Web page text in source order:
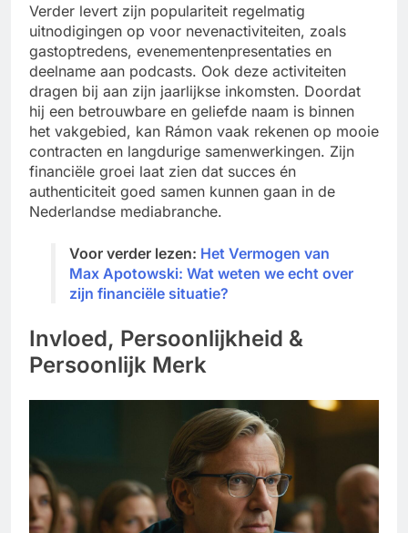
Verder levert zijn populariteit regelmatig
uitnodigingen op voor nevenactiviteiten, zoals
gastoptredens, evenementenpresentaties en
deelname aan podcasts. Ook deze activiteiten
dragen bij aan zijn jaarlijkse inkomsten. Doordat
hij een betrouwbare en geliefde naam is binnen
het vakgebied, kan Rámon vaak rekenen op mooie
contracten en langdurige samenwerkingen. Zijn
financiële groei laat zien dat succes én
authenticiteit goed samen kunnen gaan in de
Nederlandse mediabranche.
Voor verder lezen: Het Vermogen van
Max Apotowski: Wat weten we echt over
zijn financiële situatie?
Invloed, Persoonlijkheid &
Persoonlijk Merk